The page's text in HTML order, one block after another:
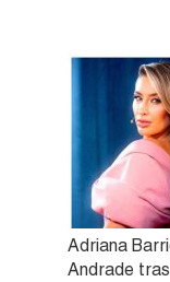
Adriana
Andrade